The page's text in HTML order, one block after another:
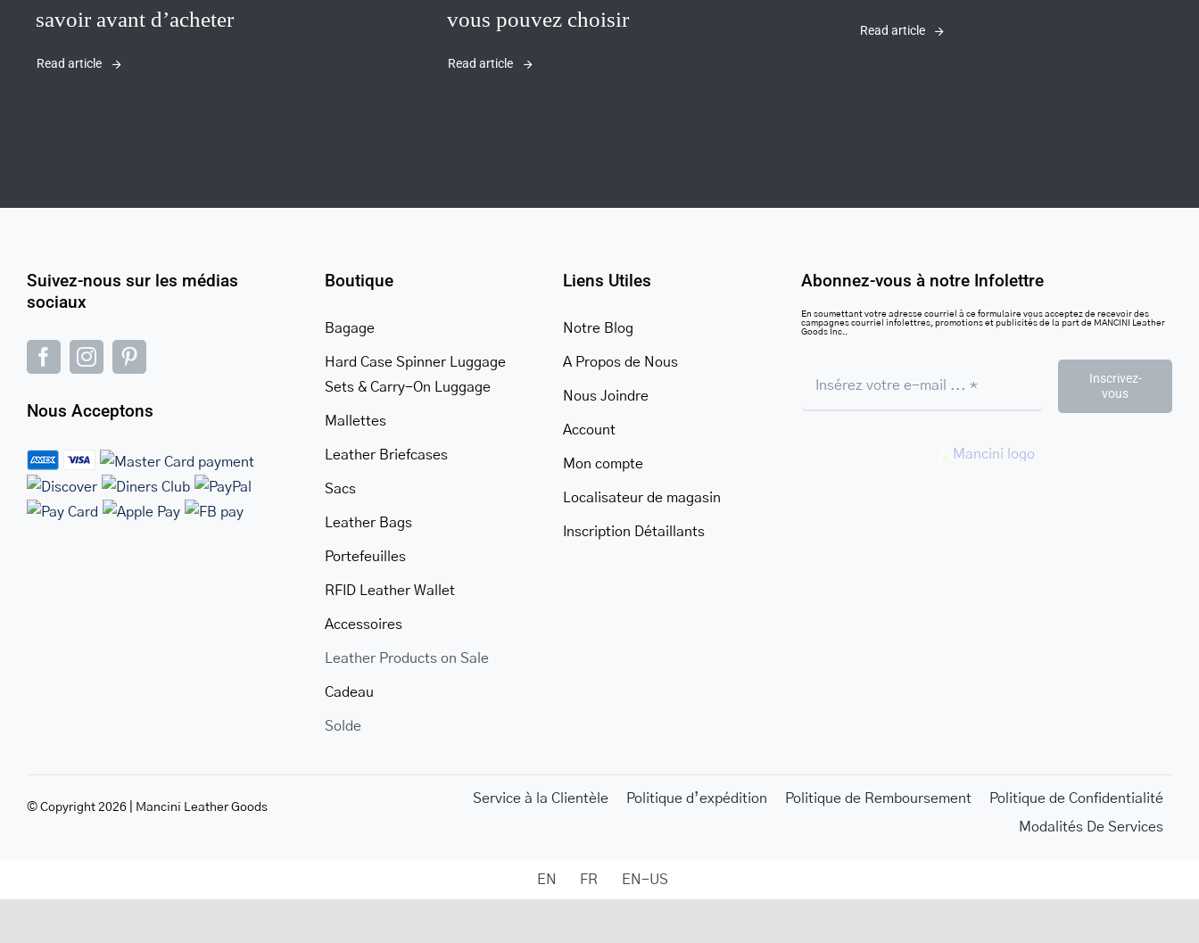
savoir avant d’acheter
Read article
vous pouvez choisir
Read article
Read article
Suivez-nous sur les médias
sociaux
Nous Acceptons
Boutique
Bagage
Hard Case Spinner Luggage
Sets & Carry-On Luggage
Mallettes
Leather Briefcases
Sacs
Leather Bags
Portefeuilles
RFID Leather Wallet
Accessoires
Leather Products on Sale
Cadeau
Solde
Liens Utiles
Notre Blog
A Propos de Nous
Nous Joindre
Account
Mon compte
Localisateur de magasin
Inscription Détaillants
Abonnez-vous à notre Infolettre
En soumettant votre adresse courriel à ce formulaire vous acceptez de recevoir des
campagnes courriel infolettres, promotions et publicités de la part de MANCINI Leather
Goods Inc..
Inscrivez-
vous
© Copyright 2026 | Mancini Leather Goods
Service à la Clientèle Politique d’expédition Politique de Remboursement
Politique de Confidentialité
Modalités De Services
EN FR